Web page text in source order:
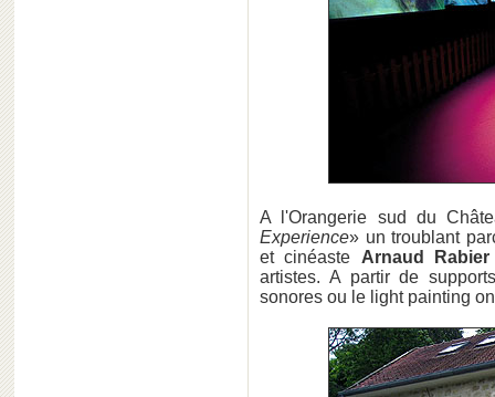
A l'Orangerie sud du
Experience» un troublant
et cinéaste Arnaud Rabier
artistes. A partir de
sonores ou le light painting